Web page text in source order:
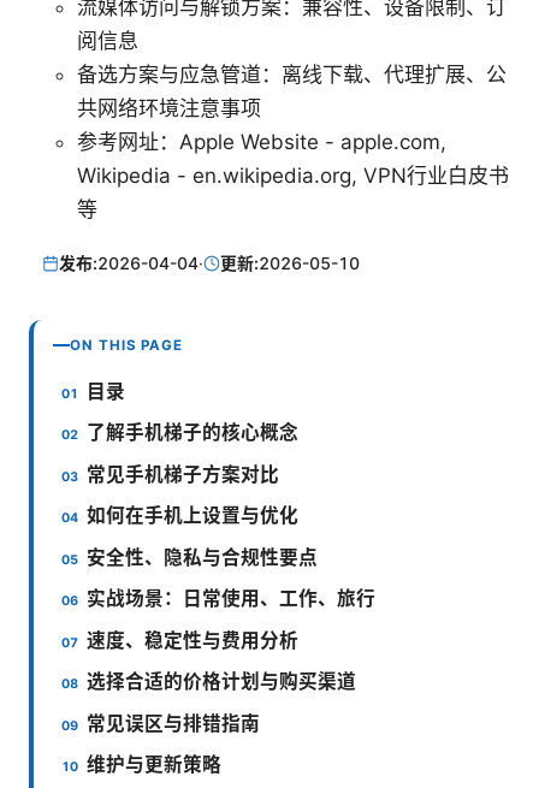
流媒体访问与解锁方案：兼容性、设备限制、订
阅信息
备选方案与应急管道：离线下载、代理扩展、公
共网络环境注意事项
参考网址：Apple Website - apple.com,
Wikipedia - en.wikipedia.org, VPN行业白皮书
等
发布:2026-04-04· 更新:2026-05-10
ON THIS PAGE
目录
了解手机梯子的核心概念
常见手机梯子方案对比
如何在手机上设置与优化
安全性、隐私与合规性要点
实战场景：日常使用、工作、旅行
速度、稳定性与费用分析
选择合适的价格计划与购买渠道
常见误区与排错指南
维护与更新策略